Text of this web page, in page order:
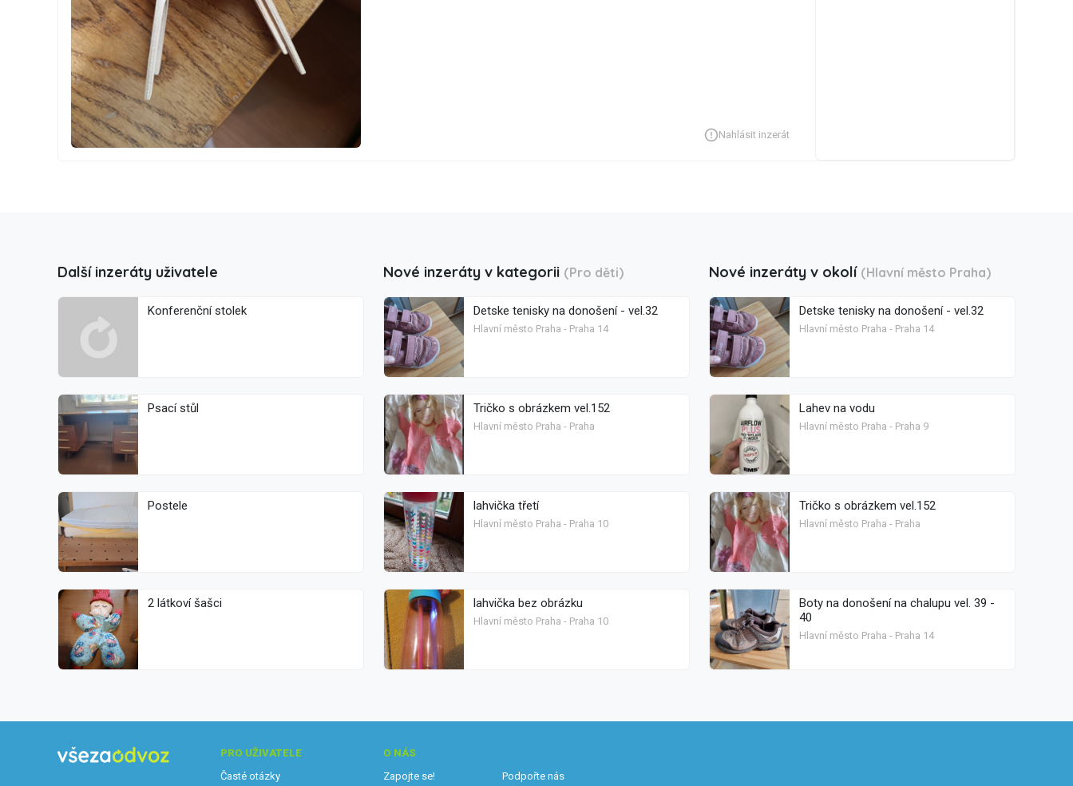
Nahlásit inzerát
Další inzeráty uživatele
Konferenční stolek
Psací stůl
Postele
2 látkoví šašci
Nové inzeráty v kategorii (Pro děti)
Detske tenisky na donošení - vel.32
Hlavní město Praha - Praha 14
Tričko s obrázkem vel.152
Hlavní město Praha - Praha
lahvička třetí
Hlavní město Praha - Praha 10
lahvička bez obrázku
Hlavní město Praha - Praha 10
Nové inzeráty v okolí (Hlavní město Praha)
Detske tenisky na donošení - vel.32
Hlavní město Praha - Praha 14
Lahev na vodu
Hlavní město Praha - Praha 9
Tričko s obrázkem vel.152
Hlavní město Praha - Praha
Boty na donošení na chalupu vel. 39 -
40
Hlavní město Praha - Praha 14
PRO UŽIVATELE
Časté otázky
O NÁS
Zapojte se!
Podpořte nás